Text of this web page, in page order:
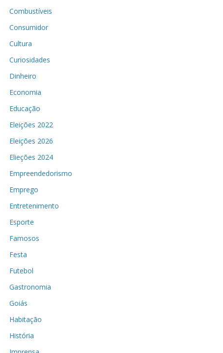
Combustíveis
Consumidor
Cultura
Curiosidades
Dinheiro
Economia
Educação
Eleições 2022
Eleições 2026
Elieções 2024
Empreendedorismo
Emprego
Entretenimento
Esporte
Famosos
Festa
Futebol
Gastronomia
Goiás
Habitação
História